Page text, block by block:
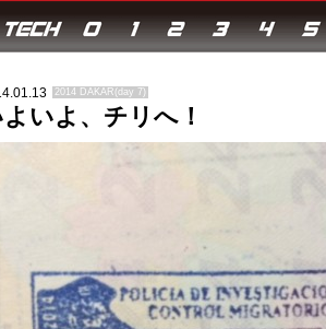
2014 DAKAR(day 7)
いよ、チリへ！